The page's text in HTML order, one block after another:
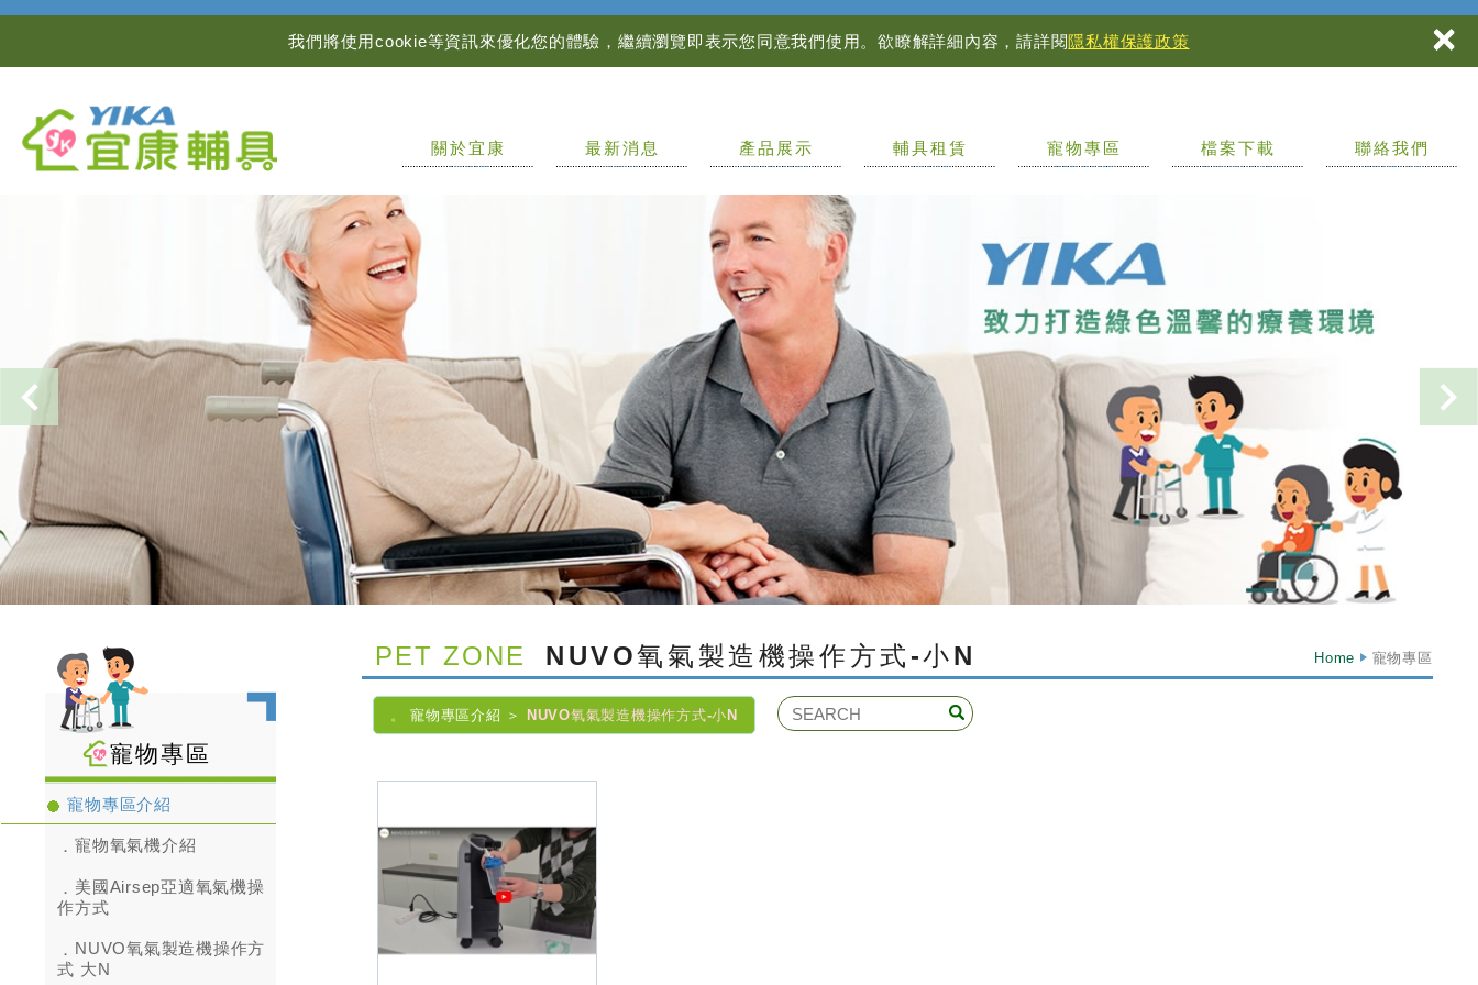
我們將使用cookie等資訊來優化您的體驗，繼續瀏覽即表示您同意我們使用。欲瞭解詳細內容，請詳閱隱私權保護政策 ×
關於宜康
ABOUT
最新消息
NEWS
產品展示
PRODUCTS
輔具租賃
LEASE
寵物專區
PET ZONE
檔案下載
DOWNLOAD
聯絡我們
CONTACT
寵物專區
寵物專區介紹
寵物氧氣機介紹
美國Airsep亞適氧氣機操
作方式
NUVO氧氣製造機操作方
式 大N
PET ZONE NUVO氧氣製造機操作方式-小N Home 寵物專區
寵物專區介紹 NUVO氧氣製造機操作方式-小N